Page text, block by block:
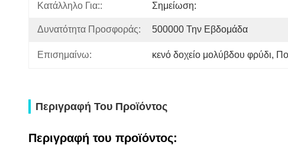
Κατάλληλο Για:: Σημείωση:
Δυνατότητα Προσφοράς: 500000 Την Εβδομάδα
Επισημαίνω: κενό δοχείο μολύβδου φρύδι,
Περιγραφή Του Προϊόντος
Περιγραφή του προϊόντος: